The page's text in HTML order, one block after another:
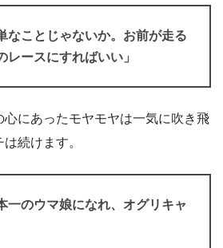
なことじゃないか。お前が走る
レースにすればいい」
心にあったモヤモヤは一気に吹き飛
続けます。
一のウマ娘になれ、オグリキャ